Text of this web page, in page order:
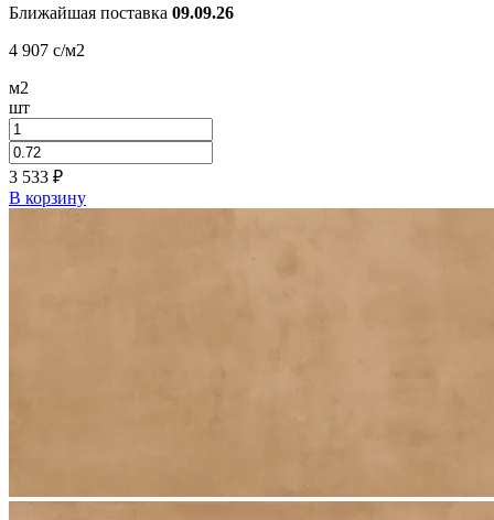
Ближайшая поставка 09.09.26
4 907 c/м2
м2
шт
3 533 ₽
В корзину